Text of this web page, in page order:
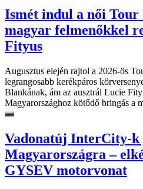
Ismét indul a női Tour
magyar felmenőkkel
Fityus
Augusztus elején rajtol a 2026-ös
legrangosabb kerékpáros
Blankának, ám az ausztrál Lucie
Magyarországhoz kötődő bringás a
Vadonatúj InterCity-k
Magyarországra –
GYSEV motorvonat